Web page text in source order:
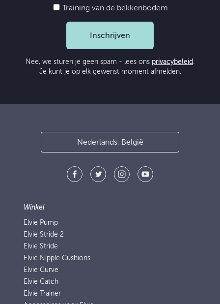
Training van de bekkenbodem
Inschrijven
Nee, we sturen je geen spam - lees ons privacybeleid .
Je kunt je op elk gewenst moment afmelden.
Nederlands, België
Winkel
Elvie Pump
Elvie Stride 2
Elvie Stride
Elvie Nipple Cushions
Elvie Curve
Elvie Catch
Elvie Trainer